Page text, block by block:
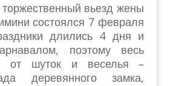
вьезд жены
состоялся 7 февраля
длились 4 дня и
поэтому весь
от шуток и веселья –
деревянного замка,